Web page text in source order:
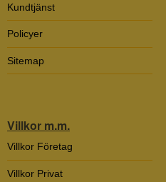
Kundtjänst
Policyer
Sitemap
Villkor m.m.
Villkor Företag
Villkor Privat